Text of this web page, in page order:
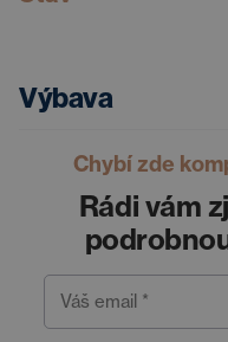
Výbava
Chybí zde
Rádi vám
Váš email *